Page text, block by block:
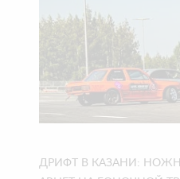
ДРИФТ В КАЗАНИ: